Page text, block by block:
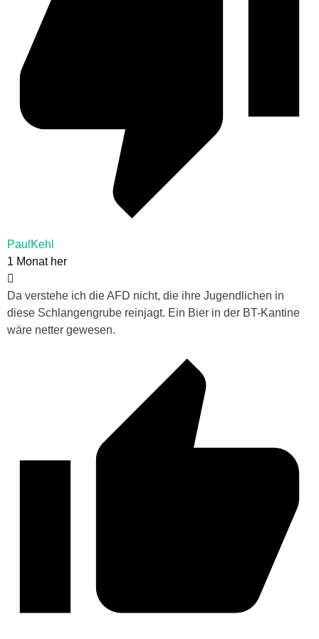
PaulKehl
1 Monat her
Da verstehe ich die AFD nicht, die ihre Jugendlichen in
diese Schlangengrube reinjagt. Ein Bier in der BT-Kantine
wäre netter gewesen.